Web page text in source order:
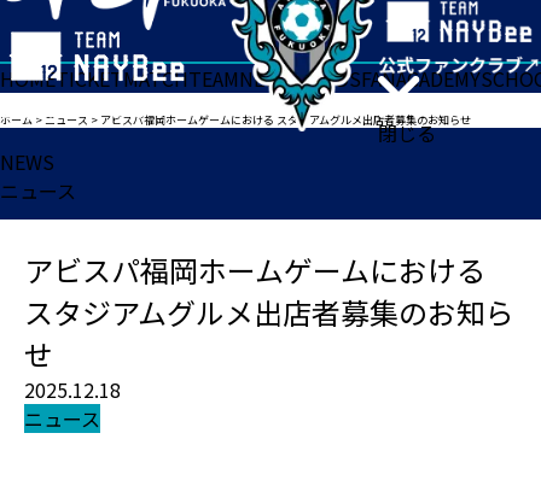
閉じる
HOMETICKETMATCHTEAMNEWSGOODSFANACADEMY
ホーム >ニュース > アビスパ福岡ホームゲームにおける スタジアムグルメ出店者募集のお知らせ
NEWS
ニュース
アビスパ福岡ホームゲームにおける
スタジアムグルメ出店者募集のお知ら
せ
2025.12.18
ニュース